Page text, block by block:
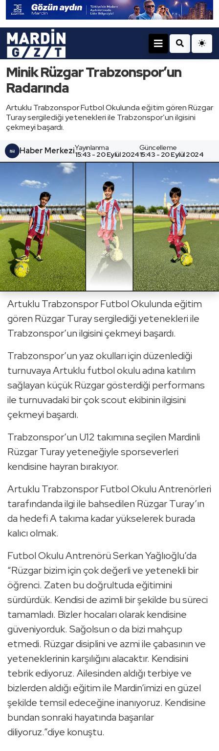
Minik Rüzgar Trabzonspor’un
Radarında
Artuklu Trabzonspor Futbol Okulunda eğitim gören Rüzgar
Turay sergilediği yetenekleri ile Trabzonspor’un ilgisini
çekmeyi başardı.
Haber MerkeziYayınlanma
15:43 - 20 Eylül 2024
Güncelleme
15:43 - 20 Eylül 2024
Artuklu Trabzonspor Futbol Okulunda eğitim
gören Rüzgar Turay sergilediği yetenekleri ile
Trabzonspor’un ilgisini çekmeyi başardı.
Trabzonspor’un yaz okulları için düzenlediği
turnuvaya Artuklu futbol okulu adına katılım
sağlayan küçük Rüzgar gösterdiği performans
ile turnuvadaki bir çok scout ekibinin ilgisini
çekmeyi başardı.
Trabzonspor’un U12 takımına seçilen Mardinli
Rüzgar Turay yeteneğiyle sporseverleri
kendisine hayran bırakıyor.
Artuklu Trabzonspor Futbol Okulu Antrenörleri
tarafındanda ilgi ile bahsedilen Rüzgar Turay’ın
da hedefi A takıma kadar yükselerek burada
kalıcı olmak.
Futbol Okulu Antrenörü Serkan Yağlıoğlu’da
“Rüzgar bizim için çok değerli ve yetenekli bir
öğrenci. Zaten bu doğrultuda eğitimini
sürdürdük. Kendisi de azimli bir şekilde bu süreci
tamamladı. Bizler hocaları olarak kendisine
güveniyorduk. Sağolsun o da bizi mahçup
etmedi. Rüzgar disiplini ve azmi ile çabasının ve
yeteneklerinin karşılığını alacaktır. Kendisini
tebrik ediyoruz. Ailesinden aldığı terbiye ve
bizlerden aldığı eğitim ile Mardin’imizi en güzel
şekilde temsil edeceğine inanıyoruz. Kendisine
bundan sonraki hayatında başarılar
diliyoruz.”diye konuştu.